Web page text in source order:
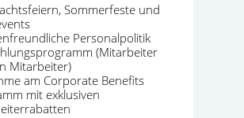
Sommerfeste und
Personalpolitik
(Mitarbeiter
Mitarbeiter)
am Corporate Benefits
mit exklusiven